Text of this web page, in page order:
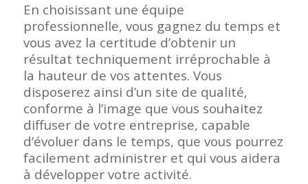
En choisissant une équipe
professionnelle, vous gagnez du temps et
vous avez la certitude d’obtenir un
résultat techniquement irréprochable à
la hauteur de vos attentes. Vous
disposerez ainsi d’un site de qualité,
conforme à l’image que vous souhaitez
diffuser de votre entreprise, capable
d’évoluer dans le temps, que vous pourrez
facilement administrer et qui vous aidera
à développer votre activité.